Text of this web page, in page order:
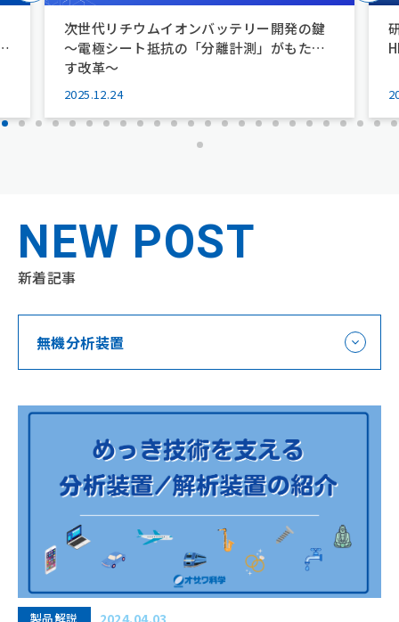
沿革
拠点一覧
環境/CSR活動
サービス Service
次世代リチウムイオンバッテリー開発の鍵
～電極シート抵抗の「分離計測」がもたら
す改革～
2025.12.24
NEW POST
新着記事
無機分析装置
製品解説